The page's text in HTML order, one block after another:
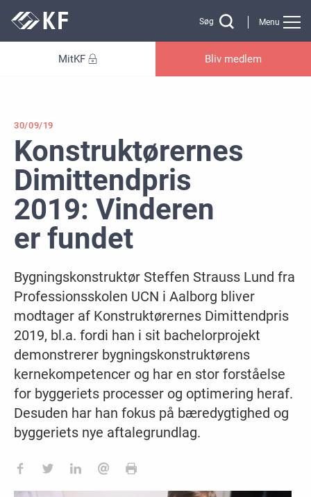
Menu
Søg
MitKF Bliv medlem
30/09/19
Konstruktørernes
Dimittendpris
2019: Vinderen
er fundet
Bygningskonstruktør Steffen Strauss Lund fra
Professionsskolen UCN i Aalborg bliver
modtager af Konstruktørernes Dimittendpris
2019, bl.a. fordi han i sit bachelorprojekt
demonstrerer bygningskonstruktørens
kernekompetencer og har en stor forståelse
for byggeriets processer og optimering heraf.
Desuden har han fokus på bæredygtighed og
byggeriets nye aftalegrundlag.